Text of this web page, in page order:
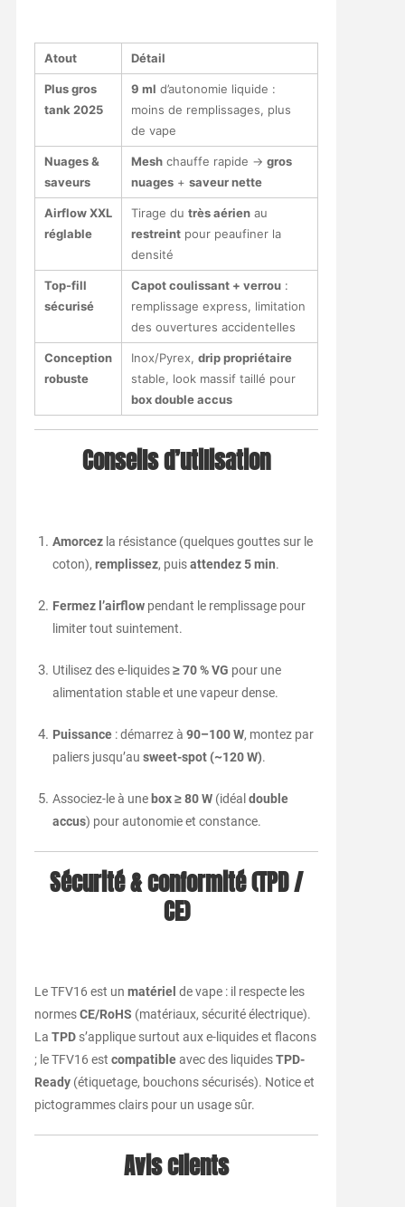
Atout Détail
Plus gros
tank 2025
9 ml d’autonomie liquide :
moins de remplissages, plus
de vape
Nuages &
saveurs
Meshchauffe rapide → gros
nuages+ saveur nette
Airflow XXL
réglable
Tirage du très aérienau
restreintpour peaufiner la
densité
Top-fill
sécurisé
Capot coulissant + verrou:
remplissage express, limitation
des ouvertures accidentelles
Conception
robuste
Inox/Pyrex, drip propriétaire
stable, look massif taillé pour
box double accus
Conseils d’utilisation
Amorcezla résistance (quelques gouttes sur le
coton), remplissez, puisattendez 5 min.
Fermez l’airflowpendant le remplissage pour
limiter tout suintement.
Utilisez des e-liquides≥ 70 % VG pour une
alimentation stable et une vapeur dense.
Puissance: démarrez à 90–100 W, montez par
paliers jusqu’au sweet-spot (~120 W).
Associez-le à une box ≥ 80 W(idéal double
accus) pour autonomie et constance.
Sécurité & conformité (TPD /
CE)
Le TFV16 est un matériel de vape : il respecte les
normesCE/RoHS (matériaux, sécurité électrique).
La TPDs’applique surtout aux e-liquides et flacons
; le TFV16 est compatibleavec des liquidesTPD-
Ready(étiquetage, bouchons sécurisés). Notice et
pictogrammes clairs pour un usage sûr.
Avis clients